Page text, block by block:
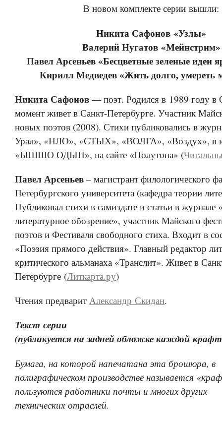
В новом комплекте серии вышли:
Никита Сафонов «Узлы»
Валерий Нугатов «Мейнстрим»
Павел Арсеньев «Бесцветные зеленые идеи
Кирилл Медведев «Жить долго, умереть
Никита Сафонов — поэт. Родился в 1989 году в
момент живет в Санкт-Петербурге. Участник
новых поэтов (2008). Стихи публиковались в
Урал», «НЛО», «СТЫХ», «ВОЛГА», «Воздух», в
«ЫШШО ОДЫН», на сайте «Полутона» (
Павел Арсеньев – магистрант филологического
Петербургского университета (кафедра теории
Публиковал стихи в самиздате и статьи в журнале
литературное обозрение», участник Майского
поэтов и Фестиваля свободного стиха. Входит в
«Поэзия прямого действия». Главный редактор
критического альманаха «Транслит». Живет в
Петербурге (Литкарта.ру)
Чтения предварит Александр Скидан.
Текст серии
(публикуется на задней обложке каждой
Бумага, на которой напечатана эта брошюра, в
полиграфическом производстве называется
пользуются работники почты и многих других
технических отраслей.